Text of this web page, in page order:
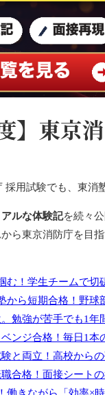
】東京
採用試験でも、東消
アルな体験記を続々
ら東京消防庁を目指
む！学生チームで切
から短期合格！野球
勉強が苦手でも1年
ンジ合格！毎日1本
と両立！高校から
合格！面接シート